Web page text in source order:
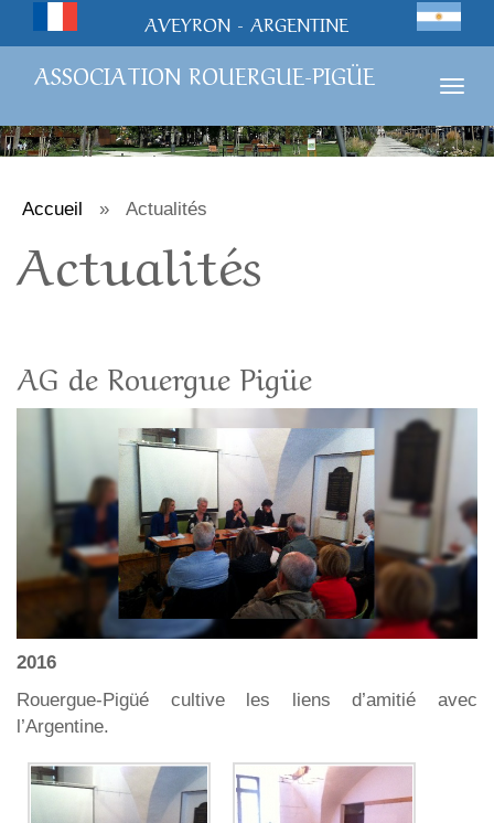
AVEYRON - ARGENTINE
ASSOCIATION ROUERGUE-PIGÜE
Accueil » Actualités
Actualités
AG de Rouergue Pigüe
2016
Rouergue-Pigüé cultive les liens d’amitié avec
l’Argentine.